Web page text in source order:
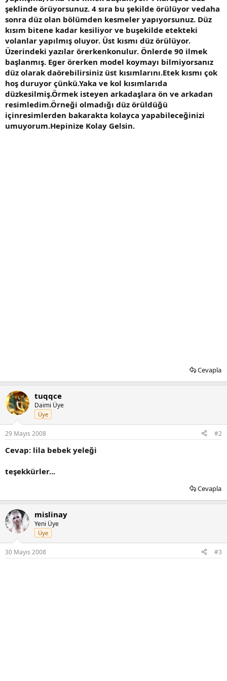
şeklinde örüyorsunuz. 4 sıra bu şekilde örülüyor vedaha
sonra düz olan bölümden kesmeler yapıyorsunuz. Düz
kısım bitene kadar kesiliyor ve buşekilde etekteki
volanlar yapılmış oluyor. Üst kısmı düz örülüyor.
Üzerindeki yazılar örerkenkonulur. Önlerde 90 ilmek
başlanmış. Eger örerken model koymayı bilmiyorsanız
düz olarak daörebilirsiniz üst kısımlarını.Etek kısmı çok
hoş duruyor çünkü.Yaka ve kol kısımlarıda
düzkesilmiş.Örmek isteyen arkadaşlara ön ve arkadan
resimledim.Örneği olmadığı düz örüldüğü
içinresimlerden bakarakta kolayca yapabileceğinizi
umuyorum.Hepinize Kolay Gelsin.
Cevapla
tuqqce
Daimi Üye
Üye
29 Mayıs 2008 #2
Cevap: lila bebek yeleği
teşekkürler...
Cevapla
mislinay
Yeni Üye
Üye
30 Mayıs 2008 #3